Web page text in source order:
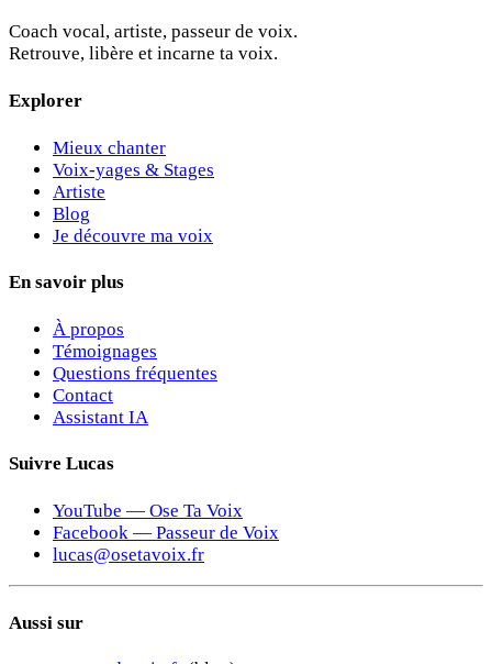
Coach vocal, artiste, passeur de voix.
Retrouve, libère et incarne ta voix.
Explorer
Mieux chanter
Voix-yages & Stages
Artiste
Blog
Je découvre ma voix
En savoir plus
À propos
Témoignages
Questions fréquentes
Contact
Assistant IA
Suivre Lucas
YouTube — Ose Ta Voix
Facebook — Passeur de Voix
lucas@osetavoix.fr
Aussi sur